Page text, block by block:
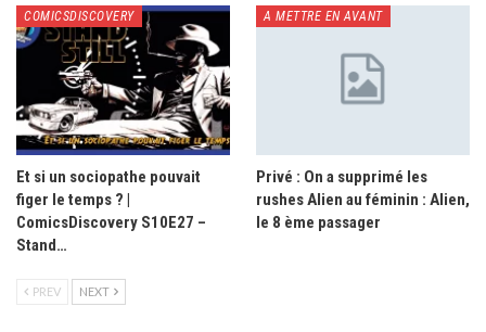
COMICSDISCOVERY
Et si un sociopathe pouvait
figer le temps ? |
ComicsDiscovery S10E27 –
Stand…
A METTRE EN AVANT
Privé : On a supprimé les
rushes Alien au féminin : Alien,
le 8 ème passager
PREV NEXT